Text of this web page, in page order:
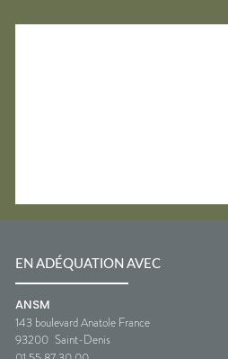
EN ADÉQUATION AVEC
ANSM
143 boulevard Anatole France
93200 Saint-Denis